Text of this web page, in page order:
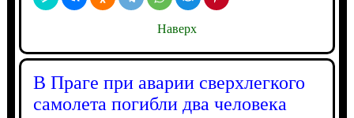
Наверх
В Праге при аварии сверхлегкого
самолета погибли два человека